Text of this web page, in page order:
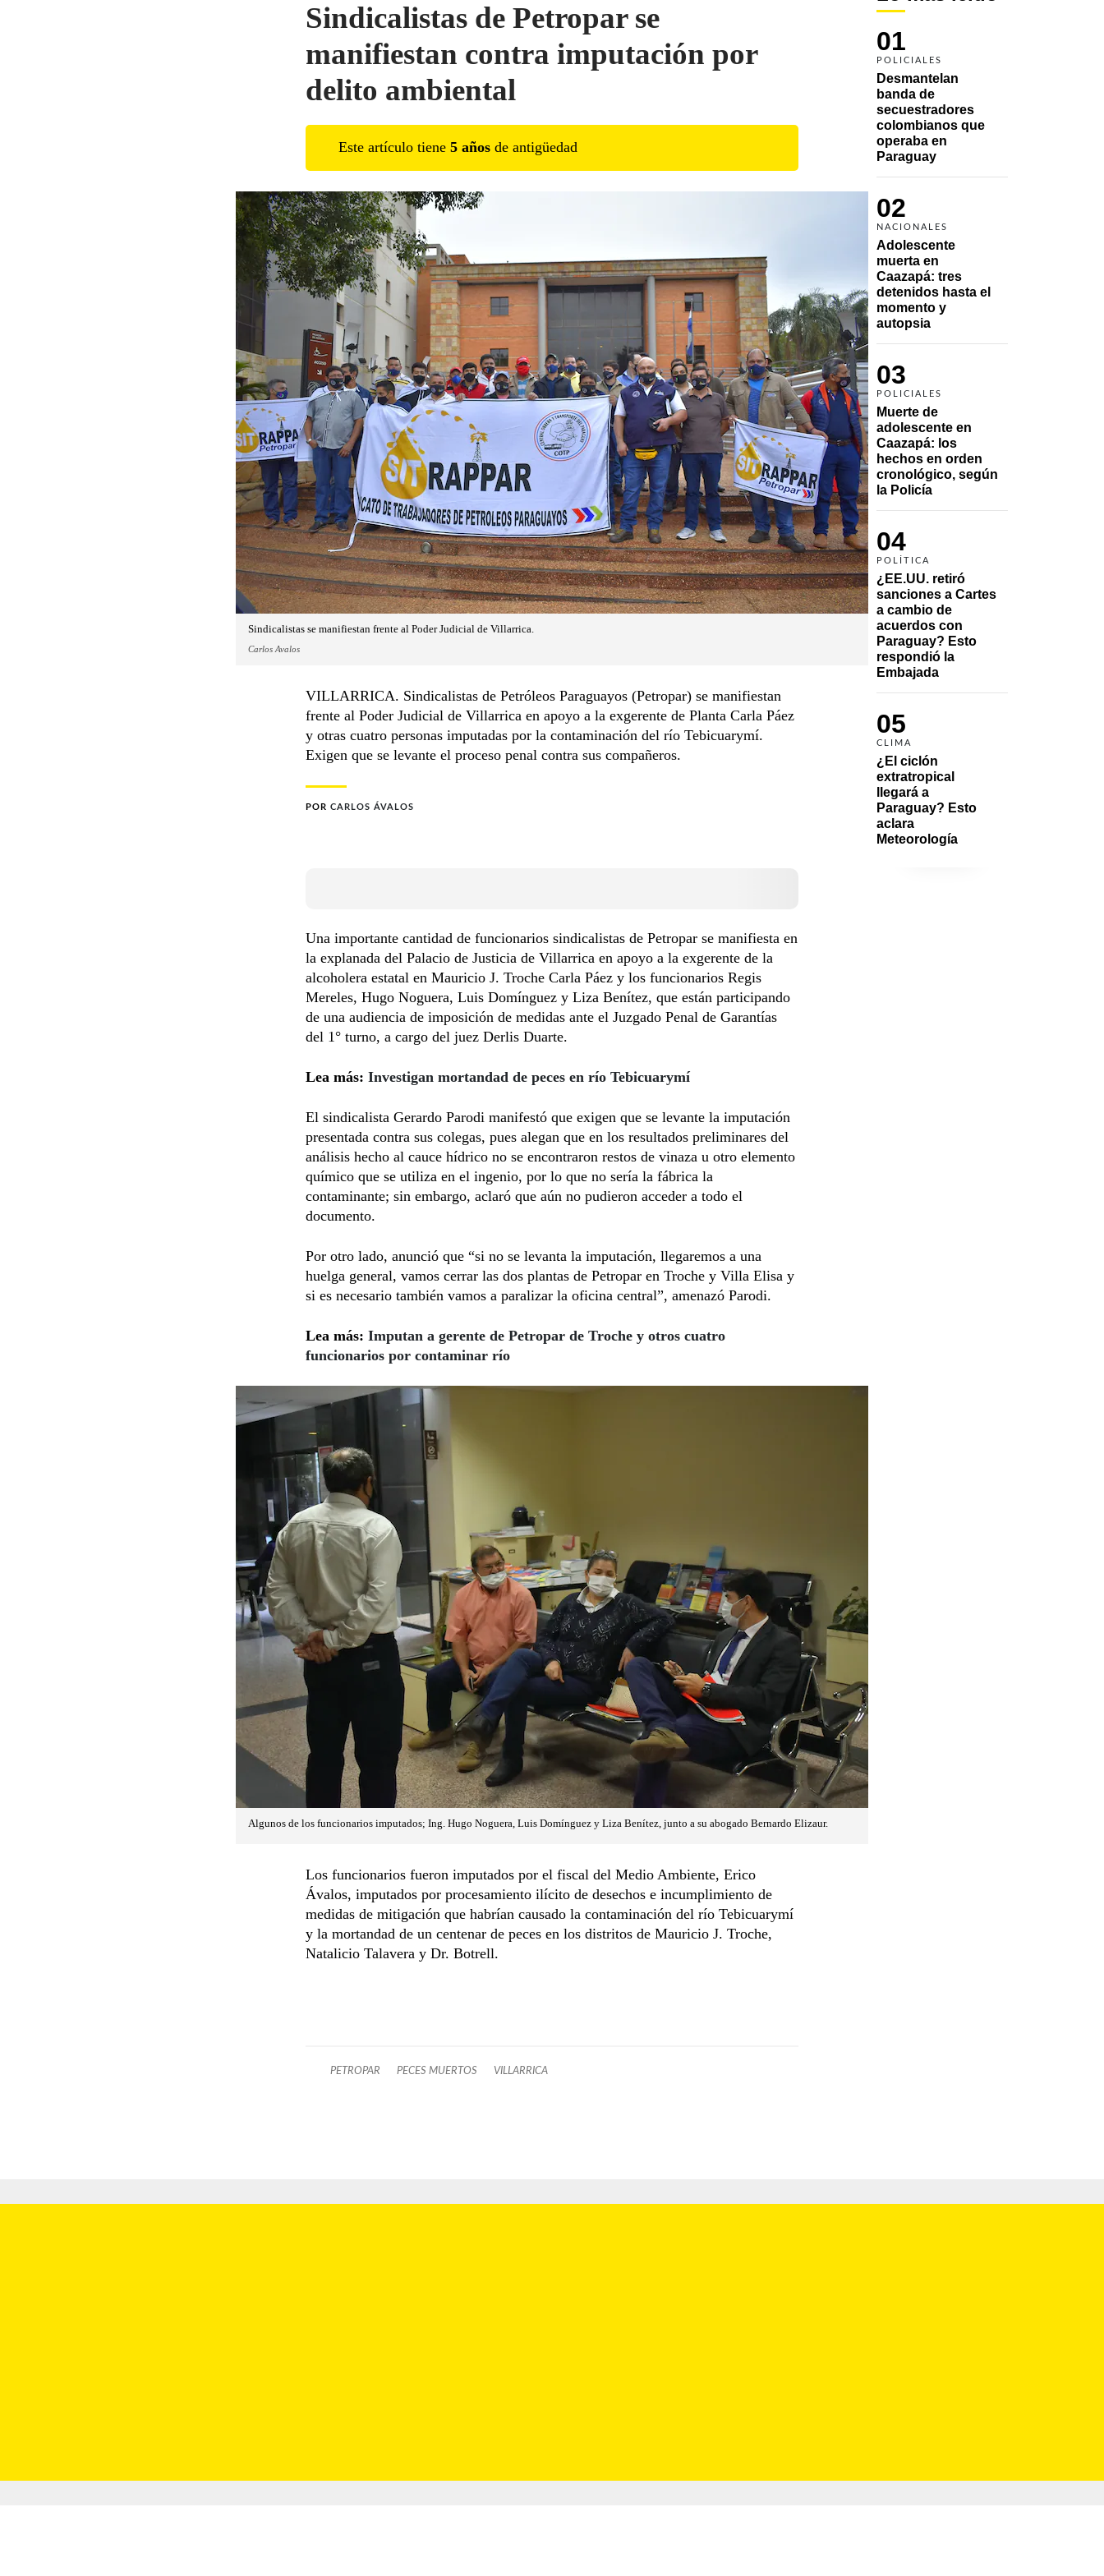
01
POLICIALES
Desmantelan
banda de
secuestradores
colombianos que
operaba en
Paraguay
02
NACIONALES
Adolescente
muerta en
Caazapá: tres
detenidos hasta el
momento y
autopsia
03
POLICIALES
Muerte de
adolescente en
Caazapá: los
hechos en orden
cronológico, según
la Policía
04
POLÍTICA
¿EE.UU. retiró
sanciones a Cartes
a cambio de
acuerdos con
Paraguay? Esto
respondió la
Embajada
05
CLIMA
¿El ciclón
extratropical
llegará a
Paraguay? Esto
aclara
Meteorología
Sindicalistas de Petropar se
manifiestan contra imputación por
delito ambiental
Este artículo tiene 5 años de antigüedad
Sindicalistas se manifiestan frente al Poder Judicial de Villarrica.
Carlos Avalos
VILLARRICA. Sindicalistas de Petróleos Paraguayos (Petropar) se manifiestan
frente al Poder Judicial de Villarrica en apoyo a la exgerente de Planta Carla Páez
y otras cuatro personas imputadas por la contaminación del río Tebicuarymí.
Exigen que se levante el proceso penal contra sus compañeros.
POR CARLOS ÁVALOS
Una importante cantidad de funcionarios sindicalistas de Petropar se manifiesta en
la explanada del Palacio de Justicia de Villarrica en apoyo a la exgerente de la
alcoholera estatal en Mauricio J. Troche Carla Páez y los funcionarios Regis
Mereles, Hugo Noguera, Luis Domínguez y Liza Benítez, que están participando
de una audiencia de imposición de medidas ante el Juzgado Penal de Garantías
del 1° turno, a cargo del juez Derlis Duarte.
Lea más: Investigan mortandad de peces en río Tebicuarymí
El sindicalista Gerardo Parodi manifestó que exigen que se levante la imputación
presentada contra sus colegas, pues alegan que en los resultados preliminares del
análisis hecho al cauce hídrico no se encontraron restos de vinaza u otro elemento
químico que se utiliza en el ingenio, por lo que no sería la fábrica la
contaminante; sin embargo, aclaró que aún no pudieron acceder a todo el
documento.
Por otro lado, anunció que “si no se levanta la imputación, llegaremos a una
huelga general, vamos cerrar las dos plantas de Petropar en Troche y Villa Elisa y
si es necesario también vamos a paralizar la oficina central”, amenazó Parodi.
Lea más: Imputan a gerente de Petropar de Troche y otros cuatro
funcionarios por contaminar río
Algunos de los funcionarios imputados; Ing. Hugo Noguera, Luis Domínguez y Liza Benítez, junto a su abogado Bernardo Elizaur.
Los funcionarios fueron imputados por el fiscal del Medio Ambiente, Erico
Ávalos, imputados por procesamiento ilícito de desechos e incumplimiento de
medidas de mitigación que habrían causado la contaminación del río Tebicuarymí
y la mortandad de un centenar de peces en los distritos de Mauricio J. Troche,
Natalicio Talavera y Dr. Botrell.
PETROPAR PECES MUERTOS VILLARRICA